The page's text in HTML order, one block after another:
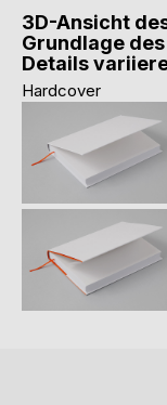
3D-Ansicht
Grundlage
Details
Hardcover